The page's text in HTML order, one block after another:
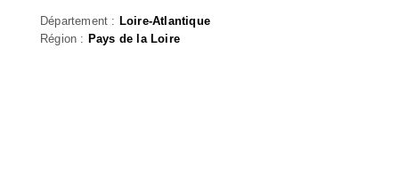
Département : Loire-Atlantique
Région : Pays de la Loire